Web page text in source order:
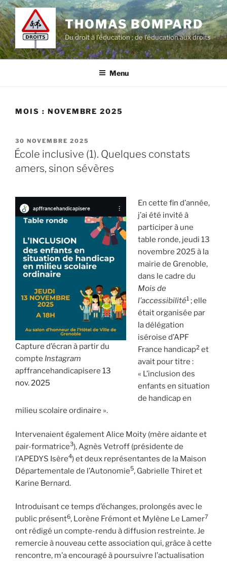
Aller
au
contenu
principal
THOMAS BOMPARD
Du droit à l’éducation ; de l'éducation aux droits
Menu
MOIS : NOVEMBRE 2025
PUBLIÉ
LE
30 NOVEMBRE 2025
École inclusive (1). Quelques constats
amers, sinon sévères
Capture d’écran à partir du
compte Instagram
apffrancehandicapisere 13
nov. 2025
En cette fin d’année,
j’ai été invité à
participer à une
table ronde, jeudi 13
novembre 2025 à la
mairie de Grenoble,
dans le cadre du
Mois de
l’accessibilité1; elle
était organisée par
la délégation
iséroise d’APF
France handicap2 et
avait pour titre :
« L’inclusion des
enfants en situation
de handicap en
milieu scolaire ordinaire ».
Intervenaient également Alice Moity (mère aidante et
pair-formatrice3), Agnès Vetroff (présidente de
l’APEDYS Isère4) et deux représentantes de la Maison
Départementale de l’Autonomie5, Gabrielle Thiret et
Karine Bernard.
Introduisant ce temps d’échanges, prolongés avec le
public présent6, Lorène Frémont et Mylène Le Lamer7
ont rédigé un compte-rendu à diffusion restreinte. Je
remercie à nouveau cette association qui, grâce à cette
rencontre, m’a encouragé à poursuivre l’actualisation